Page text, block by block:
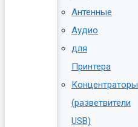
Антенные
Аудио
для
Принтера
Концентраторы
(разветвители
USB)